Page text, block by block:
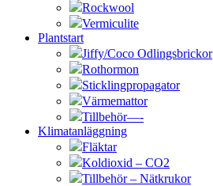
Rockwool
Vermiculite
Plantstart
Jiffy/Coco Odlingsbrickor
Rothormon
Sticklingpropagator
Värmemattor
Tillbehör—-
Klimatanläggning
Fläktar
Koldioxid – CO2
Tillbehör – Nätkrukor